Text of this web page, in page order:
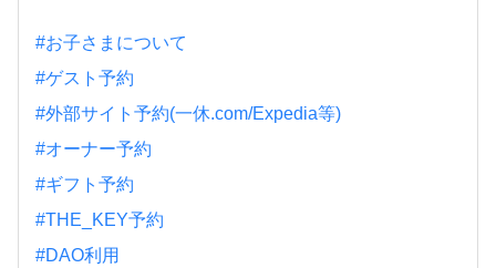
#お子さまについて
#ゲスト予約
#外部サイト予約(一休.com/Expedia等)
#オーナー予約
#ギフト予約
#THE_KEY予約
#DAO利用